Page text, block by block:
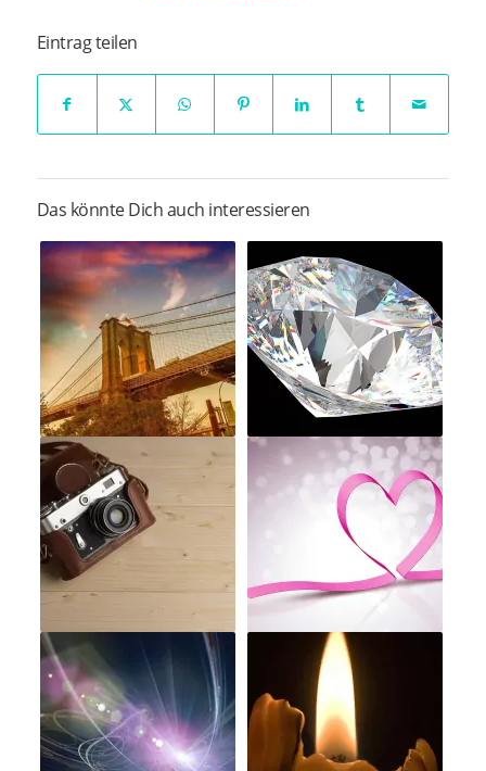
Eintrag teilen
Das könnte Dich auch interessieren